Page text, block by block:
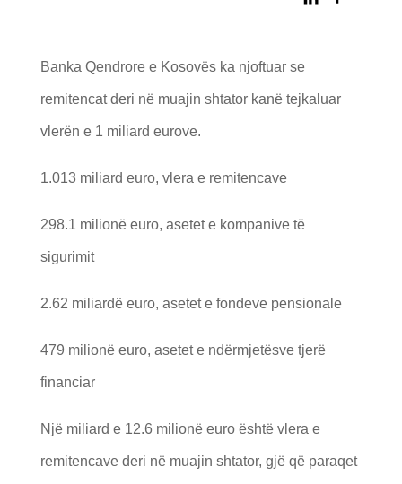
Banka Qendrore e Kosovës ka njoftuar se
remitencat deri në muajin shtator kanë tejkaluar
vlerën e 1 miliard eurove.
1.013 miliard euro, vlera e remitencave
298.1 milionë euro, asetet e kompanive të
sigurimit
2.62 miliardë euro, asetet e fondeve pensionale
479 milionë euro, asetet e ndërmjetësve tjerë
financiar
Një miliard e 12.6 milionë euro është vlera e
remitencave deri në muajin shtator, gjë që paraqet